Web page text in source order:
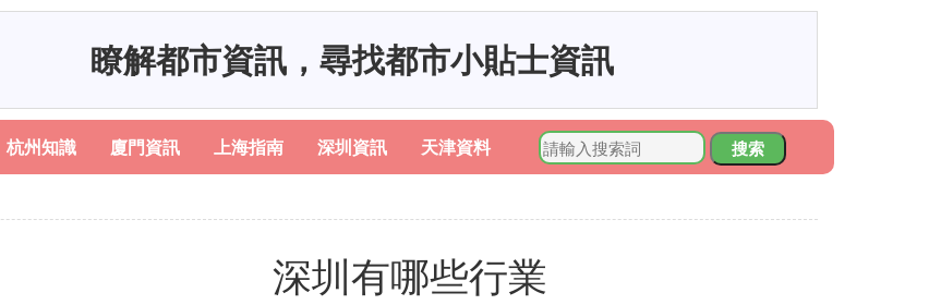
瞭解都市資訊，尋找都市小貼士資訊
杭州知識 廈門資訊 上海指南 深圳資訊 天津資料
搜索
深圳有哪些行業